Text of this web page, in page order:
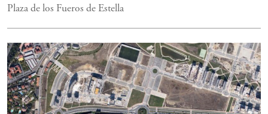
Plaza de los Fueros de Estella